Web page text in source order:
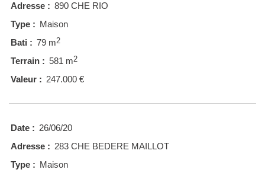
Adresse : 890 CHE RIO
Type : Maison
Bati : 79 m2
Terrain : 581 m2
Valeur : 247.000 €
Date : 26/06/20
Adresse : 283 CHE BEDERE MAILLOT
Type : Maison